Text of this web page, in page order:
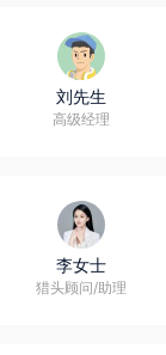
刘先生
高级经理
李女士
猎头顾问/助理